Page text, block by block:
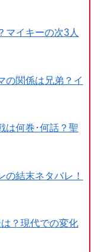
マイキーの次3人
の関係は兄弟？イ
は何巻･何話？聖
の結末ネタバレ！
？現代での変化